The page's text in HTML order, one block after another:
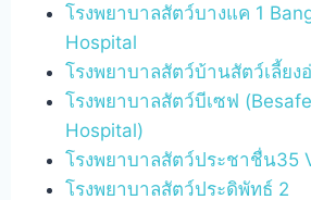
โรงพยาบาลสัตว์บางแค 1
Hospital
โรงพยาบาลสัตว์บ้านสัตว์เลี้ยง
โรงพยาบาลสัตว์บีเซฟ
Hospital)
โรงพยาบาลสัตว์ประชาชื่น35
โรงพยาบาลสัตว์ประดิพัทธ์ 2